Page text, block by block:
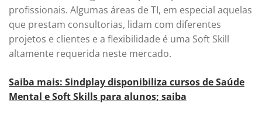
profissionais. Algumas áreas de TI, em especial aquelas
que prestam consultorias, lidam com diferentes
projetos e clientes e a flexibilidade é uma Soft Skill
altamente requerida neste mercado.
Saiba mais: Sindplay disponibiliza cursos de Saúde
Mental e Soft Skills para alunos; saiba